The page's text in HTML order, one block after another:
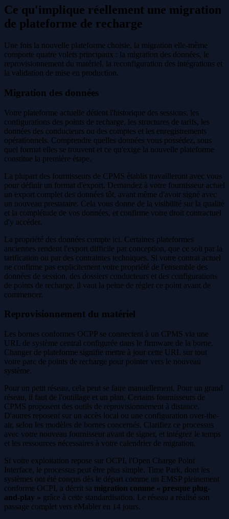
Ce qu'implique réellement une migration
de plateforme de recharge
Une fois la nouvelle plateforme choisie, la migration elle-même
comporte quatre volets principaux : la migration des données, le
reprovisionnement du matériel, la reconfiguration des intégrations et
la validation de mise en production.
Migration des données
Votre plateforme actuelle détient l'historique des sessions, les
configurations des points de recharge, les structures de tarifs, les
données des conducteurs ou des comptes et les enregistrements
opérationnels. Comprendre quelles données vous possédez, sous
quel format elles se trouvent et ce qu'exige la nouvelle plateforme
constitue la première étape.
La plupart des fournisseurs de CPMS établis travailleront avec vous
pour définir un format d'export. Demandez à votre fournisseur actuel
un export complet des données tôt, avant même d'avoir signé avec
un nouveau prestataire. Cela vous donne de la visibilité sur la qualité
et la complétude de vos données, et confirme votre droit contractuel
d'y accéder.
La propriété des données compte ici. Certaines plateformes
anciennes rendent l'export difficile par conception, que ce soit par la
tarification ou par des contraintes techniques. Si votre contrat actuel
ne confirme pas explicitement votre propriété de l'ensemble des
données de session, des dossiers conducteurs et des configurations
de points de recharge, il vaut la peine de régler ce point avant de
commencer.
Reprovisionnement du matériel
Les bornes conformes OCPP se connectent à un CPMS via une
URL de système central configurée dans le firmware de la borne.
Changer de plateforme signifie mettre à jour cette URL sur tout
votre parc de points de recharge pour pointer vers le nouveau
système.
Pour un petit réseau, cela peut se faire manuellement. Pour un grand
réseau, il faut de l'outillage et un plan. Certains fournisseurs de
CPMS proposent des outils de reprovisionnement à distance.
D'autres reposent sur un accès local ou une configuration over-the-
air, selon les modèles de bornes concernés. Clarifiez ce processus
avec votre nouveau fournisseur avant de signer, et intégrez le temps
et les ressources nécessaires à votre calendrier de migration.
Si votre exploitation repose sur OCPI, l'Open Charge Point
Interface, le processus peut être plus simple. Time Park, dont les
systèmes ont été conçus dès le départ comme un EMSP pleinement
conforme OCPI, a décrit sa migration comme « presque plug-
and-play » grâce à cette standardisation. Le réseau a réalisé son
passage complet vers eMabler en 14 jours.